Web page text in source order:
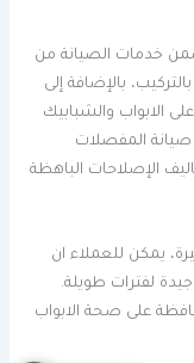
خدمات الصيانة من
بالإضافة إلى
الابواب والشبابيك
صيانة المفصلات
الإصلاحات الباهظة
يمكن للعملاء ان
لفترات طويلة.
على صحة الابواب